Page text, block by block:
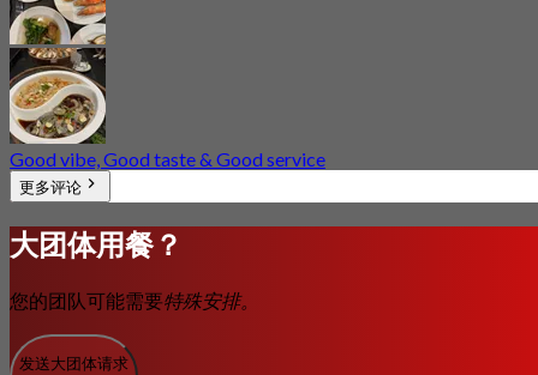
Good vibe, Good taste & Good service
更多评论
大团体用餐？
您的团队可能需要特殊安排。
发送大团体请求